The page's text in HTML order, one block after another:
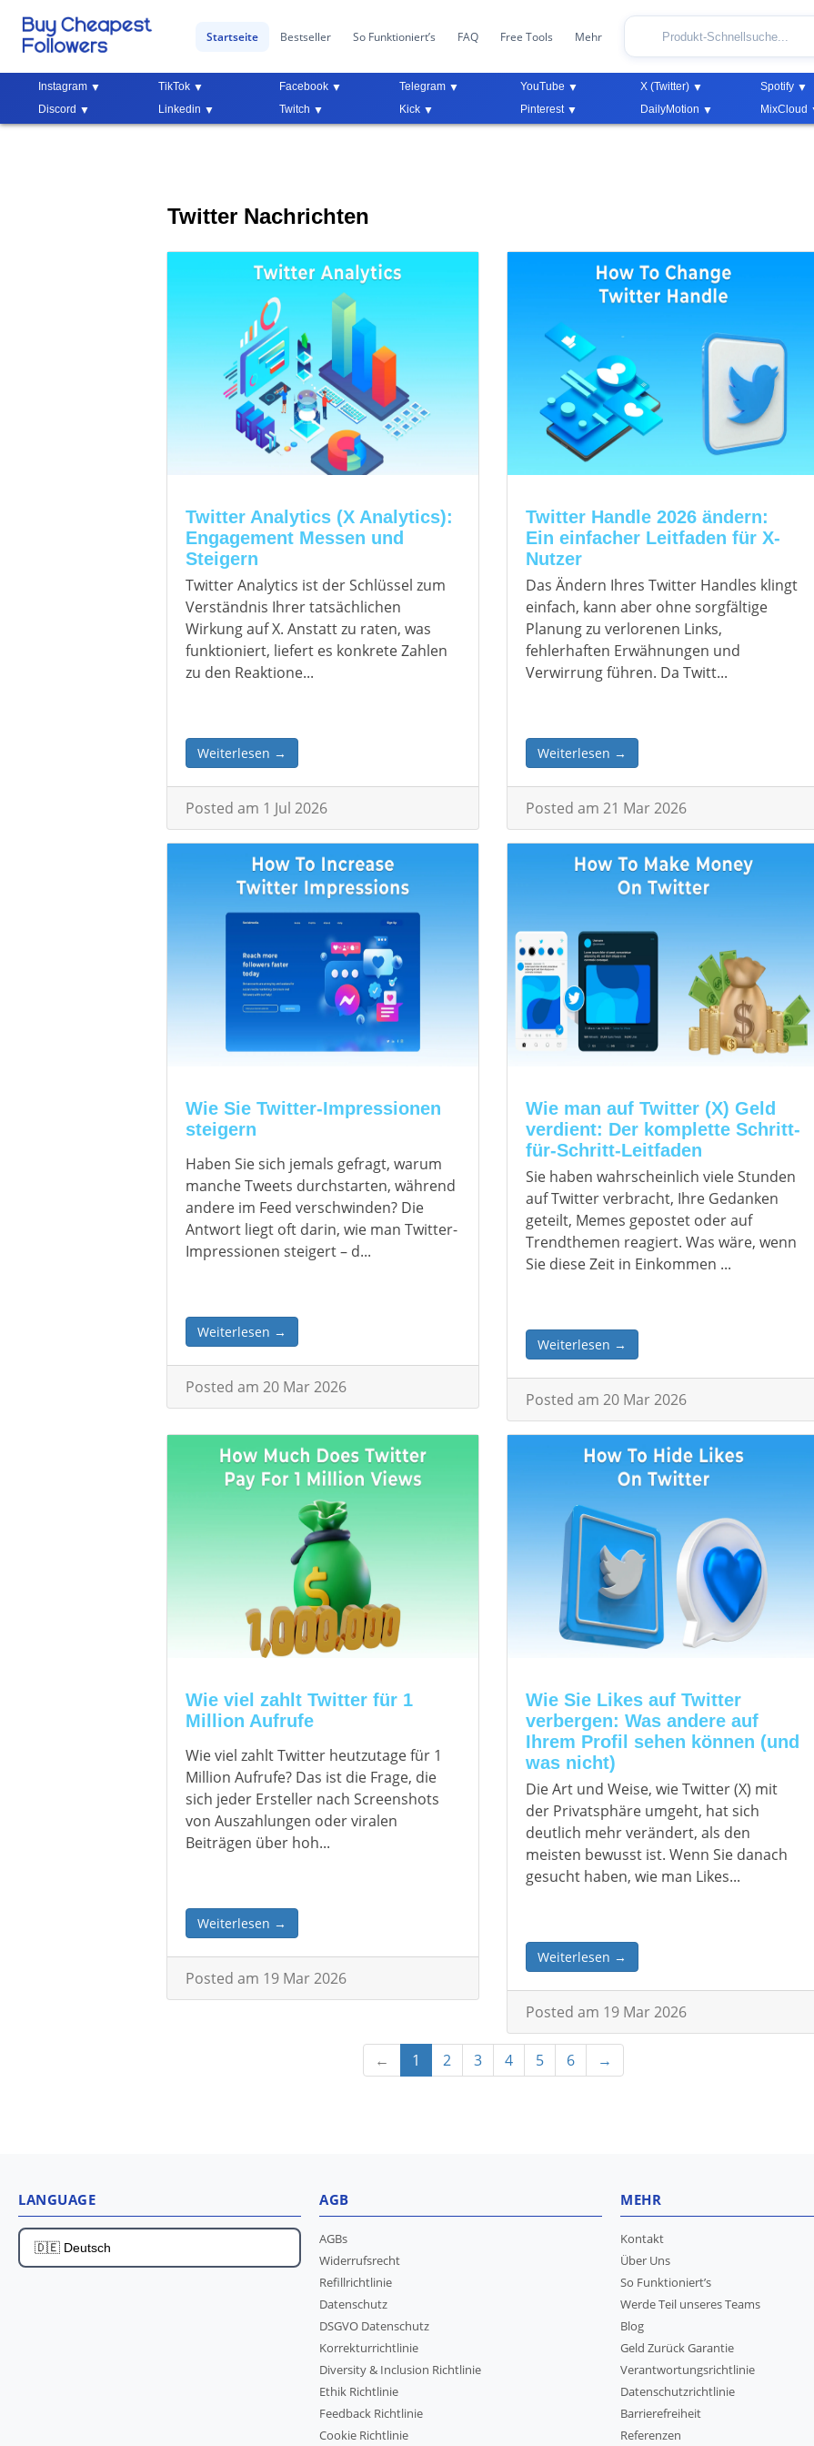
Startseite Bestseller So Funktioniert’s FAQ Free Tools Mehr
Instagram TikTok Facebook Telegram YouTube X (Twitter) Spotify
Discord
Linkedin Twitch Kick Pinterest DailyMotion MixCloud
Twitter Nachrichten
Twitter Analytics (X Analytics):
Engagement Messen und
Steigern
Twitter Analytics ist der Schlüssel zum
Verständnis Ihrer tatsächlichen
Wirkung auf X. Anstatt zu raten, was
funktioniert, liefert es konkrete Zahlen
zu den Reaktione...
Weiterlesen →
Posted am 1 Jul 2026
Twitter Handle 2026 ändern:
Ein einfacher Leitfaden für X-
Nutzer
Das Ändern Ihres Twitter Handles klingt
einfach, kann aber ohne sorgfältige
Planung zu verlorenen Links,
fehlerhaften Erwähnungen und
Verwirrung führen. Da Twitt...
Weiterlesen →
Posted am 21 Mar 2026
Wie Sie Twitter-Impressionen
steigern
Haben Sie sich jemals gefragt, warum
manche Tweets durchstarten, während
andere im Feed verschwinden? Die
Antwort liegt oft darin, wie man Twitter-
Impressionen steigert – d...
Weiterlesen →
Posted am 20 Mar 2026
Wie man auf Twitter (X) Geld
verdient: Der komplette Schritt-
für-Schritt-Leitfaden
Sie haben wahrscheinlich viele Stunden
auf Twitter verbracht, Ihre Gedanken
geteilt, Memes gepostet oder auf
Trendthemen reagiert. Was wäre, wenn
Sie diese Zeit in Einkommen ...
Weiterlesen →
Posted am 20 Mar 2026
Wie viel zahlt Twitter für 1
Million Aufrufe
Wie viel zahlt Twitter heutzutage für 1
Million Aufrufe? Das ist die Frage, die
sich jeder Ersteller nach Screenshots
von Auszahlungen oder viralen
Beiträgen über hoh...
Weiterlesen →
Posted am 19 Mar 2026
Wie Sie Likes auf Twitter
verbergen: Was andere auf
Ihrem Profil sehen können (und
was nicht)
Die Art und Weise, wie Twitter (X) mit
der Privatsphäre umgeht, hat sich
deutlich mehr verändert, als den
meisten bewusst ist. Wenn Sie danach
gesucht haben, wie man Likes...
Weiterlesen →
Posted am 19 Mar 2026
← 1 2 3 4 5 6 →
LANGUAGE AGB
AGBs
Widerrufsrecht
Refillrichtlinie
Datenschutz
DSGVO Datenschutz
Korrekturrichtlinie
Diversity & Inclusion Richtlinie
Ethik Richtlinie
Feedback Richtlinie
Cookie Richtlinie
MEHR
Kontakt
Über Uns
So Funktioniert’s
Werde Teil unseres Teams
Blog
Geld Zurück Garantie
Verantwortungsrichtlinie
Datenschutzrichtlinie
Barrierefreiheit